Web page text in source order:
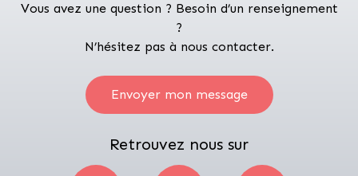
Vous avez une question ? Besoin d’un renseignement
?
N’hésitez pas à nous contacter.
Envoyer mon message
Retrouvez nous sur